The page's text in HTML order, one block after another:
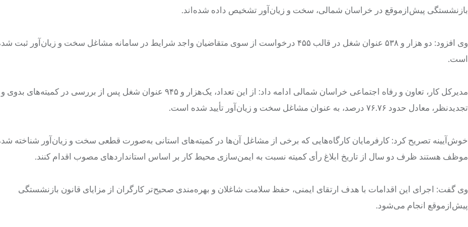
بازنشستگی پیش‌ازموقع در خراسان شمالی، سخت و زیان‌آور تشخیص داده شده‌اند.
وی افزود: دو هزار و ۵۳۸ عنوان شغل
در قالب ۴۵۵ درخواست از سوی متقاضیان واجد شرایط در سامانه مشاغل سخت و زیان‌آور ثبت
است.
مدیرکل کار، تعاون و رفاه اجتماعی خراسان شمالی ادامه داد: از این تعداد، یک‌هزار و ۹۴۵ عنوان شغل پس از بررسی در کمیته‌های بدوی و
تجدیدنظر، معادل حدود ۷۶.۷۶ درصد، به عنوان مشاغل سخت و زیان‌آور تأیید شده است.
خوش‌آیینه تصریح کرد: کارفرمایان کارگاه‌هایی که برخی از مشاغل آن‌ها در کمیته‌های استانی به‌صورت قطعی سخت و زیان‌آور شناخته
موظف هستند ظرف دو سال از تاریخ ابلاغ رأی کمیته نسبت به ایمن‌سازی محیط کار بر اساس استانداردهای مصوب اقدام کنند.
وی گفت: اجرای این اقدامات با هدف ارتقای ایمنی، حفظ سلامت شاغلان و بهره‌مندی صحیح‌تر کارگران از مزایای قانون بازنشستگی
پیش‌ازموقع انجام می‌شود.